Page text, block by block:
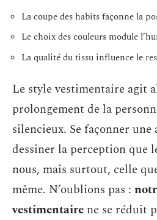
La coupe des habits façonne la
Le choix des couleurs module
La qualité du tissu influence le
Le style vestimentaire agit
prolongement de la
silencieux. Se façonner une
dessiner la perception que
nous, mais surtout, celle
même. N’oublions pas :
vestimentaire ne se réduit